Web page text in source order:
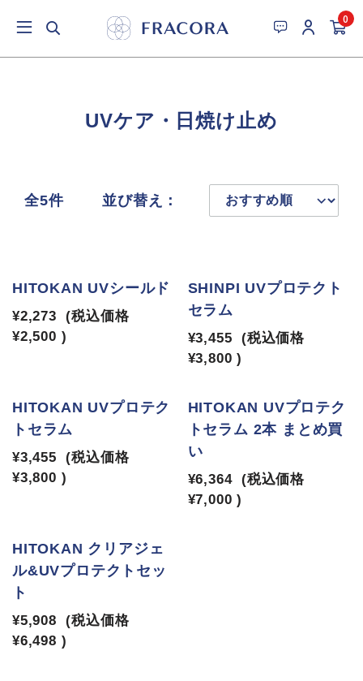
0
UVケア・日焼け止め
全5件 並び替え：
HITOKAN UVシールド
¥2,273
(税込価格
¥2,500 )
SHINPI UVプロテクト
セラム
¥3,455
(税込価格
¥3,800 )
HITOKAN UVプロテク
トセラム
¥3,455
(税込価格
¥3,800 )
HITOKAN UVプロテク
トセラム 2本 まとめ買
い
¥6,364
(税込価格
¥7,000 )
HITOKAN クリアジェ
ル&UVプロテクトセッ
ト
¥5,908
(税込価格
¥6,498 )